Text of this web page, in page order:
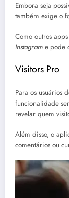
Embora seja
também exige o
Como outros
Instagram e pode
Visitors Pro
Para os usuários
funcionalidade
revelar quem
Além disso, o
comentários ou